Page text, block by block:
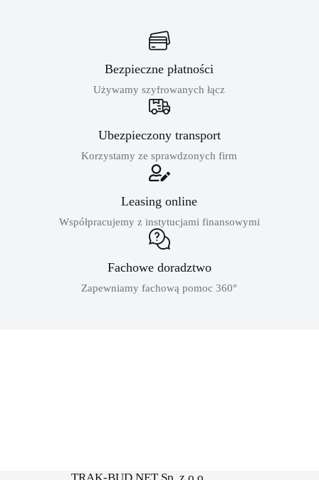
Bezpieczne płatności
Używamy szyfrowanych łącz
Ubezpieczony transport
Korzystamy ze sprawdzonych firm
Leasing online
Współpracujemy z instytucjami finansowymi
Fachowe doradztwo
Zapewniamy fachową pomoc 360°
TRAK-BUD.NET Sp. z o.o.